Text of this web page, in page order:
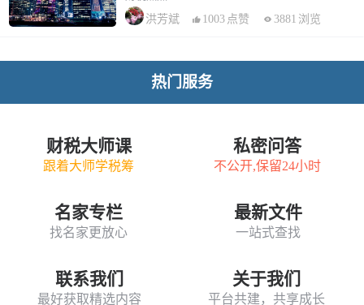
洪芳斌
1003 点赞 3881 浏览
热门服务
财税大师课
跟着大师学税筹
私密问答
不公开,保留24小时
名家专栏
找名家更放心
最新文件
一站式查找
联系我们
最好获取精选内容
关于我们
平台共建，共享成长